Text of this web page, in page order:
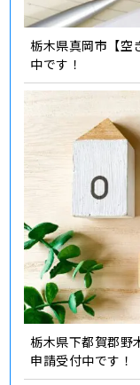
栃木県真岡市【空
中です！
栃木県下都賀郡野
申請受付中です！